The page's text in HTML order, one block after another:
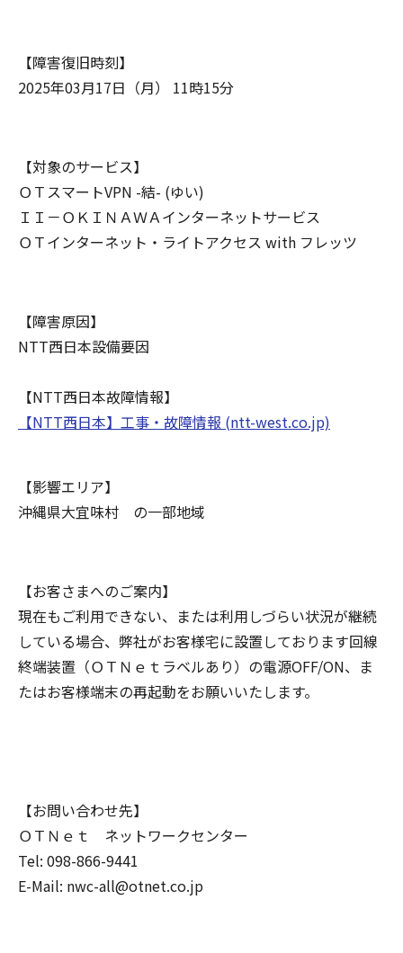
【障害復旧時刻】
2025年03月17日（月） 11時15分
【対象のサービス】
ＯＴスマートVPN -結- (ゆい)
ＩＩ－ＯＫＩＮＡＷＡインターネットサービス
ＯＴインターネット・ライトアクセス with フレッツ
【障害原因】
NTT西日本設備要因
【NTT西日本故障情報】
【NTT西日本】工事・故障情報 (ntt-west.co.jp)
【影響エリア】
沖縄県大宜味村 の一部地域
【お客さまへのご案内】
現在もご利用できない、または利用しづらい状況が継続
している場合、弊社がお客様宅に設置しております回線
終端装置（ＯＴＮｅｔラベルあり）の電源OFF/ON、ま
たはお客様端末の再起動をお願いいたします。
【お問い合わせ先】
ＯＴＮｅｔ ネットワークセンター
Tel: 098-866-9441
E-Mail: nwc-all@otnet.co.jp